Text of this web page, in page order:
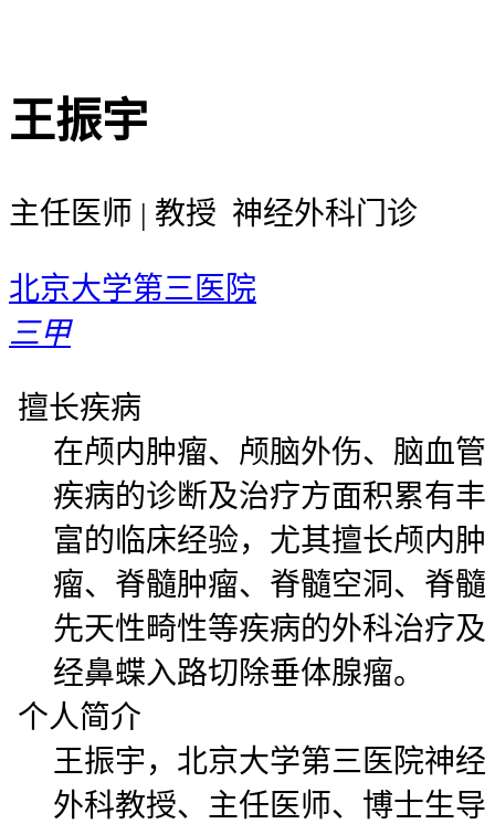
王振宇
主任医师 | 教授 神经外科门诊
北京大学第三医院
三甲
擅长疾病
在颅内肿瘤、颅脑外伤、脑血管
疾病的诊断及治疗方面积累有丰
富的临床经验，尤其擅长颅内肿
瘤、脊髓肿瘤、脊髓空洞、脊髓
先天性畸性等疾病的外科治疗及
经鼻蝶入路切除垂体腺瘤。
个人简介
王振宇，北京大学第三医院神经
外科教授、主任医师、博士生导